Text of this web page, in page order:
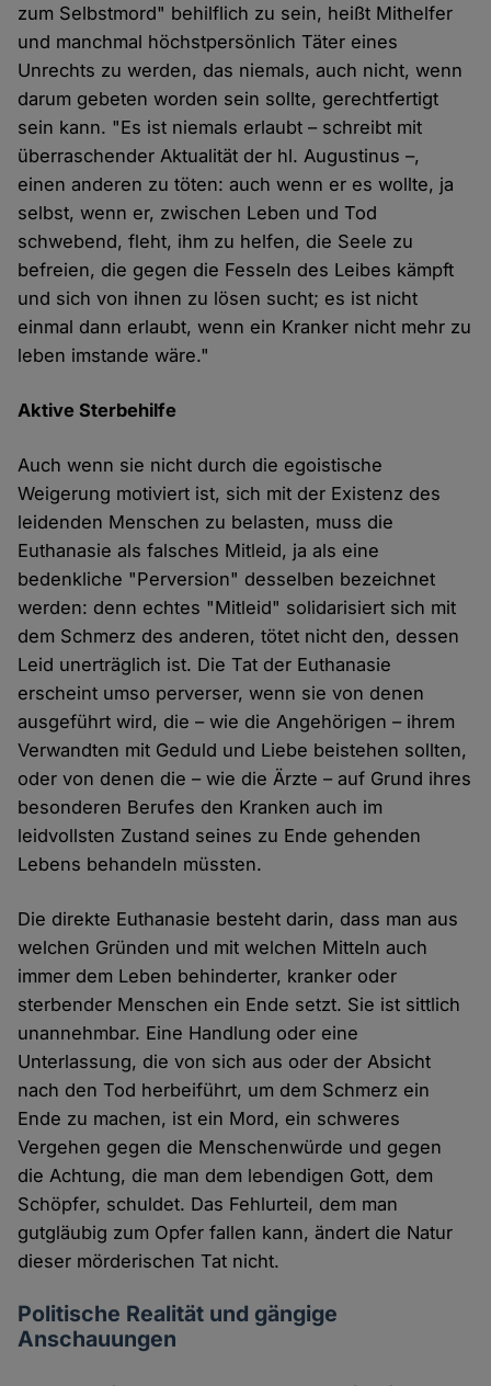
zum Selbstmord" behilflich zu sein, heißt Mithelfer
und manchmal höchstpersönlich Täter eines
Unrechts zu werden, das niemals, auch nicht, wenn
darum gebeten worden sein sollte, gerechtfertigt
sein kann. "Es ist niemals erlaubt – schreibt mit
überraschender Aktualität der hl. Augustinus –,
einen anderen zu töten: auch wenn er es wollte, ja
selbst, wenn er, zwischen Leben und Tod
schwebend, fleht, ihm zu helfen, die Seele zu
befreien, die gegen die Fesseln des Leibes kämpft
und sich von ihnen zu lösen sucht; es ist nicht
einmal dann erlaubt, wenn ein Kranker nicht mehr zu
leben imstande wäre."
Aktive Sterbehilfe
Auch wenn sie nicht durch die egoistische
Weigerung motiviert ist, sich mit der Existenz des
leidenden Menschen zu belasten, muss die
Euthanasie als falsches Mitleid, ja als eine
bedenkliche "Perversion" desselben bezeichnet
werden: denn echtes "Mitleid" solidarisiert sich mit
dem Schmerz des anderen, tötet nicht den, dessen
Leid unerträglich ist. Die Tat der Euthanasie
erscheint umso perverser, wenn sie von denen
ausgeführt wird, die – wie die Angehörigen – ihrem
Verwandten mit Geduld und Liebe beistehen sollten,
oder von denen die – wie die Ärzte – auf Grund ihres
besonderen Berufes den Kranken auch im
leidvollsten Zustand seines zu Ende gehenden
Lebens behandeln müssten.
Die direkte Euthanasie besteht darin, dass man aus
welchen Gründen und mit welchen Mitteln auch
immer dem Leben behinderter, kranker oder
sterbender Menschen ein Ende setzt. Sie ist sittlich
unannehmbar. Eine Handlung oder eine
Unterlassung, die von sich aus oder der Absicht
nach den Tod herbeiführt, um dem Schmerz ein
Ende zu machen, ist ein Mord, ein schweres
Vergehen gegen die Menschenwürde und gegen
die Achtung, die man dem lebendigen Gott, dem
Schöpfer, schuldet. Das Fehlurteil, dem man
gutgläubig zum Opfer fallen kann, ändert die Natur
dieser mörderischen Tat nicht.
Politische Realität und gängige
Anschauungen